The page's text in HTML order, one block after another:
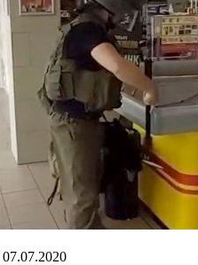
07.07.2020